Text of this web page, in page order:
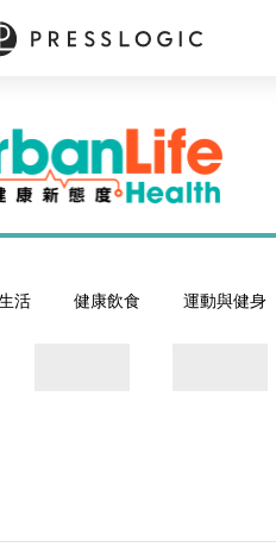
活 健康飲食 運動與健身